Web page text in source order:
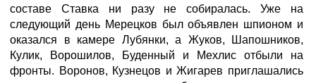
составе Ставка ни разу не собиралась. Уже на
следующий день Мерецков был объявлен шпионом и
оказался в камере Лубянки, а Жуков, Шапошников,
Кулик, Ворошилов, Буденный и Мехлис отбыли на
фронты. Воронов, Кузнецов и Жигарев приглашались